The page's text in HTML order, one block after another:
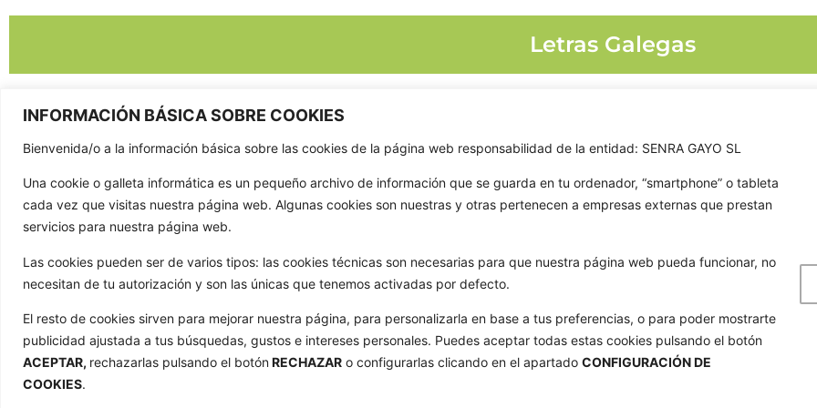
INFORMACIÓN BÁSICA SOBRE COOKIES
Bienvenida/o a la información básica sobre las cookies de la página web responsabilidad de la entidad: SENRA GAYO SL
Una cookie o galleta informática es un pequeño archivo de información que se guarda en tu ordenador, “smartphone” o tableta
cada vez que visitas nuestra página web. Algunas cookies son nuestras y otras pertenecen a empresas externas que prestan
servicios para nuestra página web.
Las cookies pueden ser de varios tipos: las cookies técnicas son necesarias para que nuestra página web pueda funcionar, no
necesitan de tu autorización y son las únicas que tenemos activadas por defecto.
El resto de cookies sirven para mejorar nuestra página, para personalizarla en base a tus preferencias, o para poder mostrarte
publicidad ajustada a tus búsquedas, gustos e intereses personales. Puedes aceptar todas estas cookies pulsando el botón
ACEPTAR, rechazarlas pulsando el botónRECHAZAR o configurarlas clicando en el apartado CONFIGURACIÓN DE
COOKIES.
Letras Galegas
CONTACTAR
981 807 404
info@golathetoylibrary.com
Trav de Cacheiras 64, Cacheiras
15886 Teo A Coruña
GOLA
Quienes somos
Noticias
Contacto